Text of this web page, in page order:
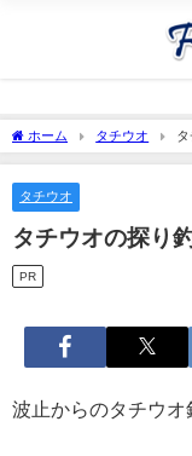
ホーム タチウオ
タチウオ
タチウオの探り
PR
波止からのタチウオ